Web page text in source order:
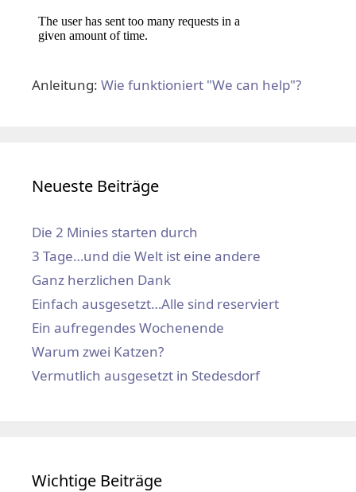
Anleitung: Wie funktioniert "We can help"?
Neueste Beiträge
Die 2 Minies starten durch
3 Tage…und die Welt ist eine andere
Ganz herzlichen Dank
Einfach ausgesetzt…Alle sind reserviert
Ein aufregendes Wochenende
Warum zwei Katzen?
Vermutlich ausgesetzt in Stedesdorf
Wichtige Beiträge